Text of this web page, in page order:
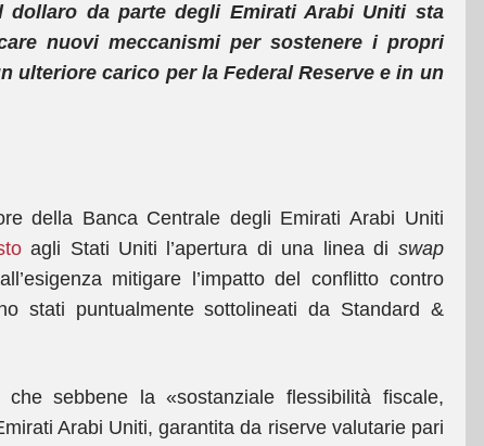
dollaro da parte degli Emirati Arabi Uniti sta
nuovi meccanismi per sostenere i propri
ulteriore carico per la Federal Reserve e in un
della Banca Centrale degli Emirati Arabi Uniti
agli Stati Uniti l’apertura di una linea di swap
mitigare l’impatto del conflitto contro
stati puntualmente sottolineati da Standard &
che sebbene la «sostanziale flessibilità fiscale,
Arabi Uniti, garantita da riserve valutarie pari